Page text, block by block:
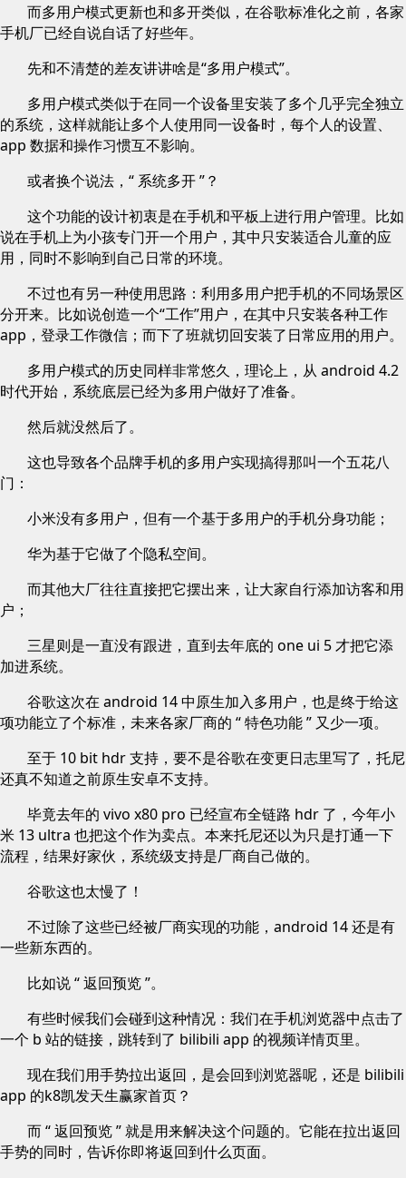
而多用户模式更新也和多开类似，在谷歌标准化之前，各家
手机厂已经自说自话了好些年。
先和不清楚的差友讲讲啥是“多用户模式”。
多用户模式类似于在同一个设备里安装了多个几乎完全独立
的系统，这样就能让多个人使用同一设备时，每个人的设置、
app 数据和操作习惯互不影响。
或者换个说法，“ 系统多开 ”？
这个功能的设计初衷是在手机和平板上进行用户管理。比如
说在手机上为小孩专门开一个用户，其中只安装适合儿童的应
用，同时不影响到自己日常的环境。
不过也有另一种使用思路：利用多用户把手机的不同场景区
分开来。比如说创造一个“工作”用户，在其中只安装各种工作
app，登录工作微信；而下了班就切回安装了日常应用的用户。
多用户模式的历史同样非常悠久，理论上，从 android 4.2
时代开始，系统底层已经为多用户做好了准备。
然后就没然后了。
这也导致各个品牌手机的多用户实现搞得那叫一个五花八
门：
小米没有多用户，但有一个基于多用户的手机分身功能；
华为基于它做了个隐私空间。
而其他大厂往往直接把它摆出来，让大家自行添加访客和用
户；
三星则是一直没有跟进，直到去年底的 one ui 5 才把它添
加进系统。
谷歌这次在 android 14 中原生加入多用户，也是终于给这
项功能立了个标准，未来各家厂商的 “ 特色功能 ” 又少一项。
至于 10 bit hdr 支持，要不是谷歌在变更日志里写了，托尼
还真不知道之前原生安卓不支持。
毕竟去年的 vivo x80 pro 已经宣布全链路 hdr 了，今年小
米 13 ultra 也把这个作为卖点。本来托尼还以为只是打通一下
流程，结果好家伙，系统级支持是厂商自己做的。
谷歌这也太慢了！
不过除了这些已经被厂商实现的功能，android 14 还是有
一些新东西的。
比如说 “ 返回预览 ”。
有些时候我们会碰到这种情况：我们在手机浏览器中点击了
一个 b 站的链接，跳转到了 bilibili app 的视频详情页里。
现在我们用手势拉出返回，是会回到浏览器呢，还是 bilibili
app 的k8凯发天生赢家首页？
而 “ 返回预览 ” 就是用来解决这个问题的。它能在拉出返回
手势的同时，告诉你即将返回到什么页面。